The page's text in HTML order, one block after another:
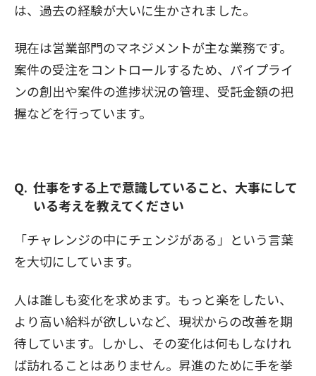
は、過去の経験が大いに生かされました。
現在は営業部門のマネジメントが主な業務です。
案件の受注をコントロールするため、パイプライ
ンの創出や案件の進捗状況の管理、受託金額の把
握などを行っています。
仕事をする上で意識していること、大事にして
いる考えを教えてください
「チャレンジの中にチェンジがある」という言葉
を大切にしています。
人は誰しも変化を求めます。もっと楽をしたい、
より高い給料が欲しいなど、現状からの改善を期
待しています。しかし、その変化は何もしなけれ
ば訪れることはありません。昇進のために手を挙